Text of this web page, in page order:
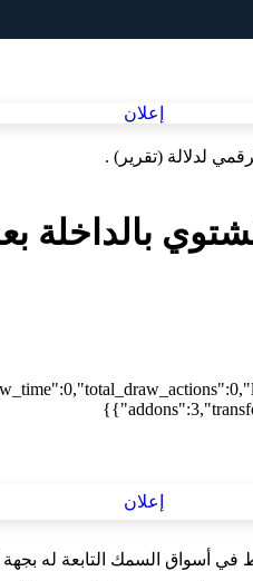
لدلالة (تقرير) .
بالداخلة
في أسواق السمك التابعة له